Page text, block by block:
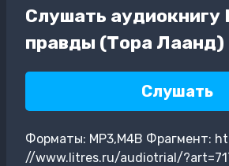
Слушать аудиокнигу
правды (Тора Лаанд)
Слушать
Форматы: MP3,M4B Фрагмент:
//www.litres.ru/audiotrial/